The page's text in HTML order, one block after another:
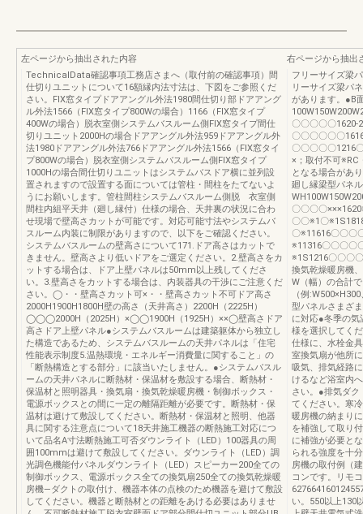
左ページから抽出された内容
TechnicalData確認事項工務店さまへ（取付前の確認事項）間
仕切りユニットについて16額縁内法寸法は、下図をご参照くだ
さい。FIX窓タイプドアアングル外法1980間仕切り部ドアアング
ル外法1566（FIX窓タイプ800Wの場合）1166（FIX窓タイプ
400Wの場合）脱衣室側システムバスルーム側FIX窓タイプ間仕
切りユニット2000Hの場合ドアアングル外法959ドアアングル外
法1980ドアアングル外法766ドアアングル外法1566（FIX窓タイ
プ800Wの場合）脱衣室側システムバスルーム側FIX窓タイプ
1000Hの場合間仕切りユニットはシステムバスドア横に並列設
置されますので設置する面については管柱・間柱をたてないよ
うにお願いします。管柱間柱システムバスルーム側脱 衣室側
間柱内組平天井（廻し縁付）仕様の場合、天井裏の状況に合わ
せ現場で壁高さカットが可能です。対応可能寸法やシステムバ
スルーム内装に制限がありますので、以下をご確認ください。
システムバスルームの壁高さについて171.ドア高さはカットで
きません。壁高さより低いドアをご選定ください。2.壁高さをカ
ットする場合は、ドア上壁パネルは50mm以上残してくださ
い。3.壁高さをカットする場合は、内装器具の干渉にご注意くだ
さい。◯・・壁高さカット可×・・壁高さカット不可ドア高さ
2000H1900H1800H壁の高さ（天井高さ）2200H（2225H）
◯◯◯2000H（2025H）×◯◯1900H（1925H）××◯壁高さドア
高さドア上壁パネル●システムバスルームは建築躯体から独立し
た構造であるため、システムバスルームの天井パネルは「住宅
性能表示制度5.温熱環境・エネルギー消費量に関すること」の
「断熱構造とする部分」に該当いたしません。●システムバスル
ームの天井パネルに断熱材・保温材を敷設する場合、断熱材・
保温材と照明器具・換気扇・換気乾燥暖房機・制御ボックス・
電源ボックスとの間に一定の離隔距離が必要です。断熱材・保
温材は避けて敷設してください。断熱材・保温材と照明、他器
具に関する注意点について18天井施工機器の断熱施工対応につ
いて品名A寸法断熱施工可否ダウンライト（LED）100器具の周
囲100mmは避けて敷設してください。ダウンライト（LED）調
光調色機能付パネルダウンライト（LED）スピーカー200全ての
制御ボックス、電源ボックス全ての換気扇250全ての換気乾燥暖
房機―ダクトの取付け、機器本体の点検のため機器を避けて敷設
してください。機器と断熱材との距離をあける必要はありませ
右ページから抽出
フリーサイズ梁
リーサイズ梁パ
があります。●B
〇〇〇〇〇1620-
〇〇〇〇〇〇
〇〇〇〇〇1216
×；取付不可※RC
となる場合があ
廻し縁梁型パネ
〇〇〇〇
〇〇※1〇
〇※11616〇〇〇
※11316〇〇〇〇
※1S1216〇〇〇
換気乾燥暖房機
W（幅）の合計
（例
型パネルさまざ
に対応●冬季の気
様を選択してく
仕様に、水栓金
室換気扇が他所
吸気、排気経路
けるなど浴室内
さい。●排気ダ
てください。寒
暖房機の納まり
を補強して取り
に補強が必要と
られる強度を十
房機の取付例（
コンです。リモ
い。550以上130